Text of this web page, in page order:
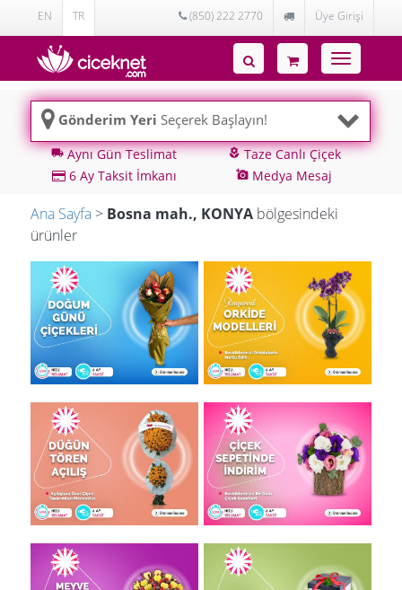
EN TR (850) 222 2770 Üye Girişi
Toggle
navigation
Gönderim Yeri Seçerek Başlayın!
local_shippingAynı Gün Teslimat local_floristTaze Canlı Çiçek
6 Ay Taksit İmkanı
add_a_photo Medya Mesaj
Ana Sayfa > Bosna mah., KONYA bölgesindeki
ürünler